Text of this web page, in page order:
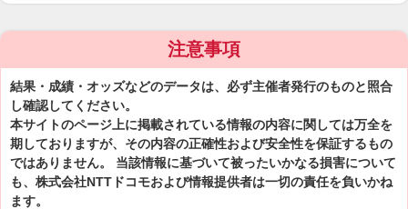
注意事項
結果・成績・オッズなどのデータは、必ず主催者発行のものと照合
し確認してください。
本サイトのページ上に掲載されている情報の内容に関しては万全を
期しておりますが、その内容の正確性および安全性を保証するもの
ではありません。 当該情報に基づいて被ったいかなる損害について
も、株式会社NTTドコモおよび情報提供者は一切の責任を負いかね
ます。